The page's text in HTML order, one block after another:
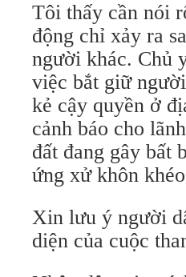
Tôi thấy cần nói
động chỉ xảy ra
người khác. Chủ
việc bắt giữ
kẻ cậy quyền ở
cảnh báo cho
đất đang gây bất
ứng xử khôn
Xin lưu ý người
diện của cuộc